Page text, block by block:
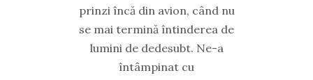
prinzi încă din avion, când nu
se mai termină întinderea de
lumini de dedesubt. Ne-a
întâmpinat cu